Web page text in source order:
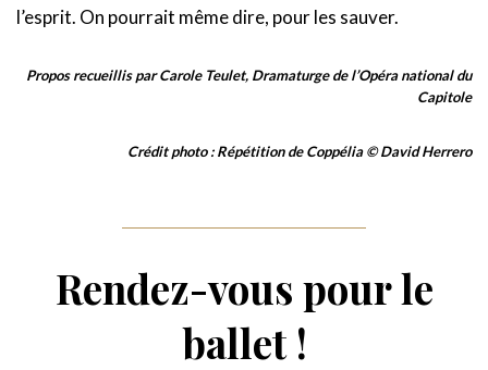
l’esprit. On pourrait même dire, pour les sauver.
Propos recueillis par Carole Teulet, Dramaturge de l’Opéra national du
Capitole
Crédit photo : Répétition de Coppélia © David Herrero
Rendez-vous pour le
ballet !